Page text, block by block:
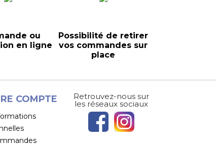
ou
en ligne
Possibilité de retirer
vos commandes sur
place
COMPTE Retrouvez-nous sur
les réseaux sociaux